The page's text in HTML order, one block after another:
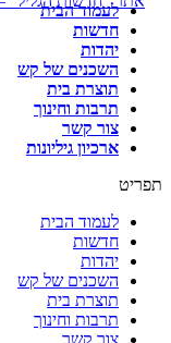
לעמוד הבית
חדשות
יהדות
השכנים של קש
תוצרת בית
תרבות וחינוך
צור קשר
ארכיון גיליונות
תפריט
לעמוד הבית
חדשות
יהדות
השכנים של קש
תוצרת בית
תרבות וחינוך
צור קשר